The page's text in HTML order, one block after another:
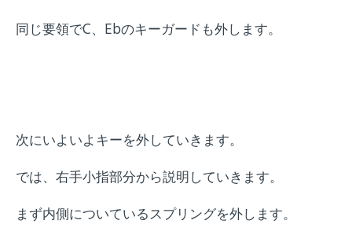
同じ要領でC、Ebのキーガードも外します。
次にいよいよキーを外していきます。
では、右手小指部分から説明していきます。
まず内側についているスプリングを外します。